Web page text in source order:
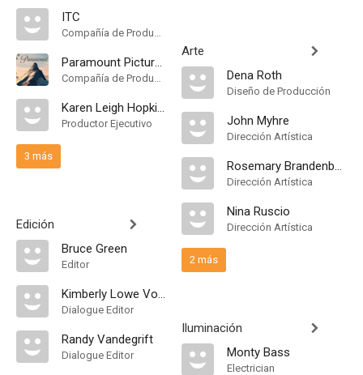
ITC
Compañía de Produccion
Paramount Pictures
Compañía de Produccion
Karen Leigh Hopkins
Productor Ejecutivo
3 más
Edición
Bruce Green
Editor
Kimberly Lowe Voigt
Dialogue Editor
Randy Vandegrift
Dialogue Editor
Arte
Dena Roth
Diseño de Producción
John Myhre
Dirección Artística
Rosemary Brandenburg
Dirección Artística
Nina Ruscio
Dirección Artística
2 más
Iluminación
Monty Bass
Electrician